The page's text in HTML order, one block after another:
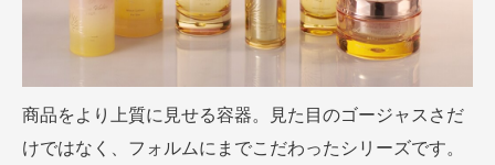
商品をより上質に見せる容器。見た目のゴージャスさだ
けではなく、フォルムにまでこだわったシリーズです。